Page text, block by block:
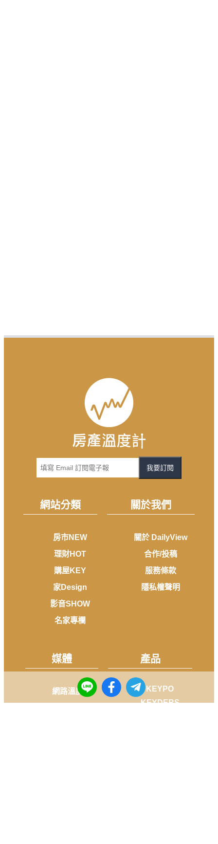
我要訂閱
網站分類
房市NEW
理財HOT
購屋KEY
家Design
影音SHOW
名家專欄
關於我們
關於 DailyView
合作/投稿
服務條款
隱私權聲明
媒體
網路溫度計
產品
KEYPO
KEYDERS